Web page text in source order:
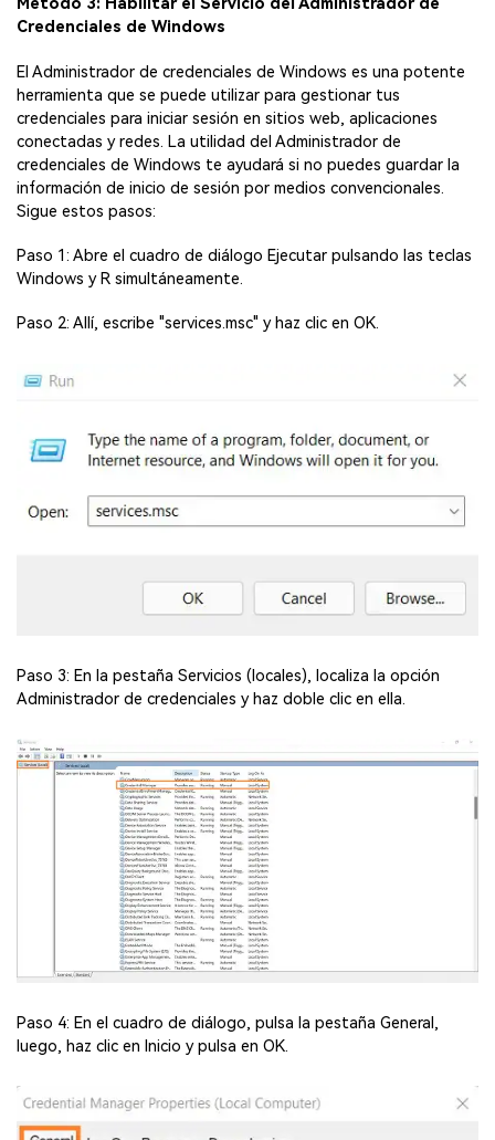
Método 3: Habilitar el Servicio del Administrador de
Credenciales de Windows
El Administrador de credenciales de Windows es una potente
herramienta que se puede utilizar para gestionar tus
credenciales para iniciar sesión en sitios web, aplicaciones
conectadas y redes. La utilidad del Administrador de
credenciales de Windows te ayudará si no puedes guardar la
información de inicio de sesión por medios convencionales.
Sigue estos pasos:
Paso 1: Abre el cuadro de diálogo Ejecutar pulsando las teclas
Windows y R simultáneamente.
Paso 2: Allí, escribe "services.msc" y haz clic en OK.
Paso 3: En la pestaña Servicios (locales), localiza la opción
Administrador de credenciales y haz doble clic en ella.
Paso 4: En el cuadro de diálogo, pulsa la pestaña General,
luego, haz clic en Inicio y pulsa en OK.